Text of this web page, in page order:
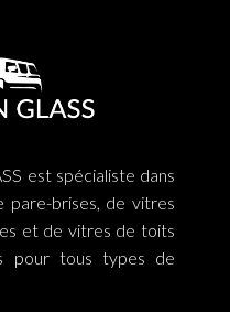
est spécialiste dans
brises, de vitres
et de vitres de toits
pour tous types de